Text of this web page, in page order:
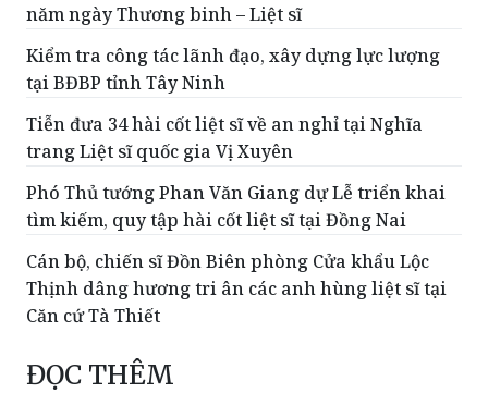
năm ngày Thương binh – Liệt sĩ
Kiểm tra công tác lãnh đạo, xây dựng lực lượng
tại BĐBP tỉnh Tây Ninh
Tiễn đưa 34 hài cốt liệt sĩ về an nghỉ tại Nghĩa
trang Liệt sĩ quốc gia Vị Xuyên
Phó Thủ tướng Phan Văn Giang dự Lễ triển khai
tìm kiếm, quy tập hài cốt liệt sĩ tại Đồng Nai
Cán bộ, chiến sĩ Đồn Biên phòng Cửa khẩu Lộc
Thịnh dâng hương tri ân các anh hùng liệt sĩ tại
Căn cứ Tà Thiết
ĐỌC THÊM